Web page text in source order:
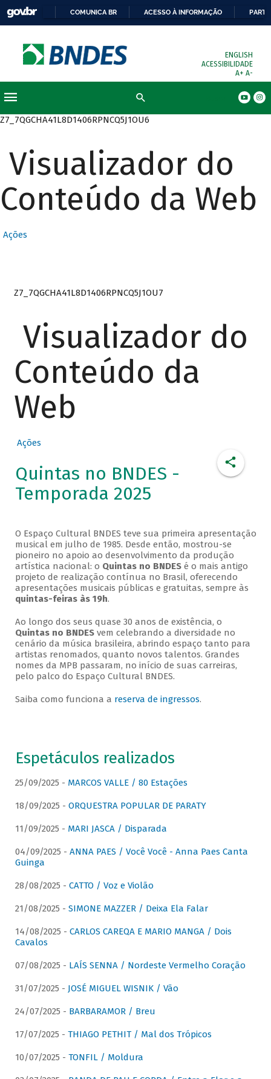
COMUNICA BR ACESSO À INFORMAÇÃO
ENGLISH
ACESSIBILIDADE
A+ A-
Z7_7QGCHA41L8D1406RPNCQ5J1OU6
Visualizador do
Conteúdo da Web
Ações
Z7_7QGCHA41L8D1406RPNCQ5J1OU7
Visualizador do
Conteúdo da
Web
Ações
Quintas no BNDES -
Temporada 2025
O Espaço Cultural BNDES teve sua primeira apresentação
musical em julho de 1985. Desde então, mostrou-se
pioneiro no apoio ao desenvolvimento da produção
artística nacional: o Quintas no BNDESé o mais antigo
projeto de realização contínua no Brasil, oferecendo
apresentações musicais públicas e gratuitas, sempre às
quintas-feiras às 19h.
Ao longo dos seus quase 30 anos de existência, o
Quintas no BNDESvem celebrando a diversidade no
cenário da música brasileira, abrindo espaço tanto para
artistas renomados, quanto novos talentos. Grandes
nomes da MPB passaram, no início de suas carreiras,
pelo palco do Espaço Cultural BNDES.
Saiba como funciona a reserva de ingressos.
Espetáculos realizados
25/09/2025 - MARCOS VALLE / 80 Estações
18/09/2025 - ORQUESTRA POPULAR DE PARATY
11/09/2025 - MARI JASCA / Disparada
04/09/2025 - ANNA PAES / Você Você - Anna Paes Canta
Guinga
28/08/2025 - CATTO / Voz e Violão
21/08/2025 - SIMONE MAZZER / Deixa Ela Falar
14/08/2025 - CARLOS CAREQA E MARIO MANGA / Dois
Cavalos
07/08/2025 - LAÍS SENNA / Nordeste Vermelho Coração
31/07/2025 - JOSÉ MIGUEL WISNIK / Vão
24/07/2025 - BARBARAMOR / Breu
17/07/2025 - THIAGO PETHIT / Mal dos Trópicos
10/07/2025 - TONFIL / Moldura